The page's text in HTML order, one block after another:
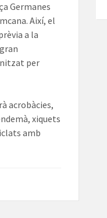
Germanes
Així, el
a la
per
acrobàcies,
xiquets
amb